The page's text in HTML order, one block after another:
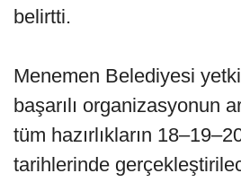
belirtti.
Menemen Belediyesi
başarılı organizasyonun
tüm hazırlıkların
tarihlerinde